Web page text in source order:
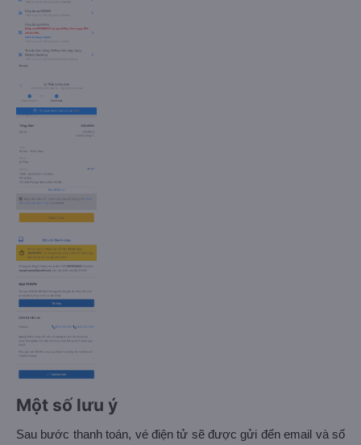
Một số lưu ý
Sau bước thanh toán, vé điện tử sẽ được gửi đến email và số